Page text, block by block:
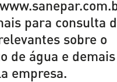
para consulta
sobre o
de água e
empresa.